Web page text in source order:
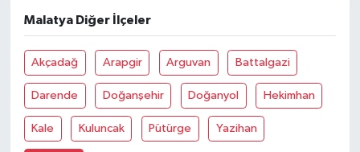
Malatya Diğer İlçeler
Akçadağ Arapgir Arguvan Battalgazi
Darende Doğanşehir Doğanyol Hekimhan
Kale Kuluncak Pütürge Yazihan